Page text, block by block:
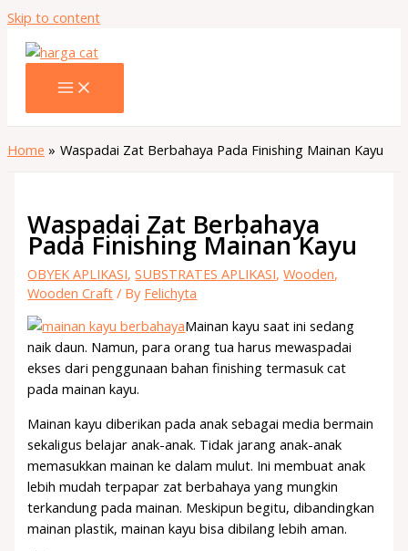
Skip to content
Home Waspadai Zat Berbahaya Pada Finishing Mainan Kayu
Waspadai Zat Berbahaya
Pada Finishing Mainan Kayu
OBYEK APLIKASI,SUBSTRATES APLIKASI,Wooden,
Wooden Craft / By Felichyta
Mainan kayu saat ini sedang
naik daun. Namun, para orang tua harus mewaspadai
ekses dari penggunaan bahan finishing termasuk cat
pada mainan kayu.
Mainan kayu diberikan pada anak sebagai media bermain
sekaligus belajar anak-anak. Tidak jarang anak-anak
memasukkan mainan ke dalam mulut. Ini membuat anak
lebih mudah terpapar zat berbahaya yang mungkin
terkandung pada mainan. Meskipun begitu, dibandingkan
mainan plastik, mainan kayu bisa dibilang lebih aman.